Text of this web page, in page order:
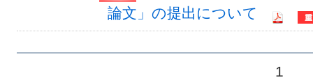
論文」の提出について
1